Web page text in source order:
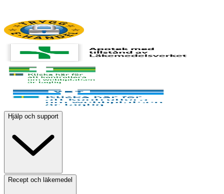
Hjälp och support
Recept och läkemedel